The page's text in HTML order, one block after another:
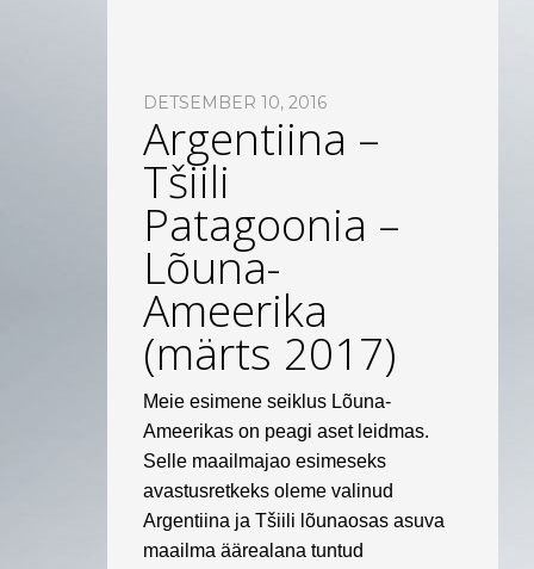
DETSEMBER 10, 2016
Argentiina –
Tšiili
Patagoonia –
Lõuna-
Ameerika
(märts 2017)
Meie esimene seiklus Lõuna-
Ameerikas on peagi aset leidmas.
Selle maailmajao esimeseks
avastusretkeks oleme valinud
Argentiina ja Tšiili lõunaosas asuva
maailma äärealana tuntud